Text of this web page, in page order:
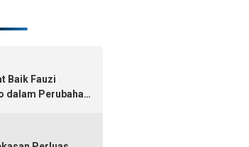
Baik Fauzi
dalam Perubahan